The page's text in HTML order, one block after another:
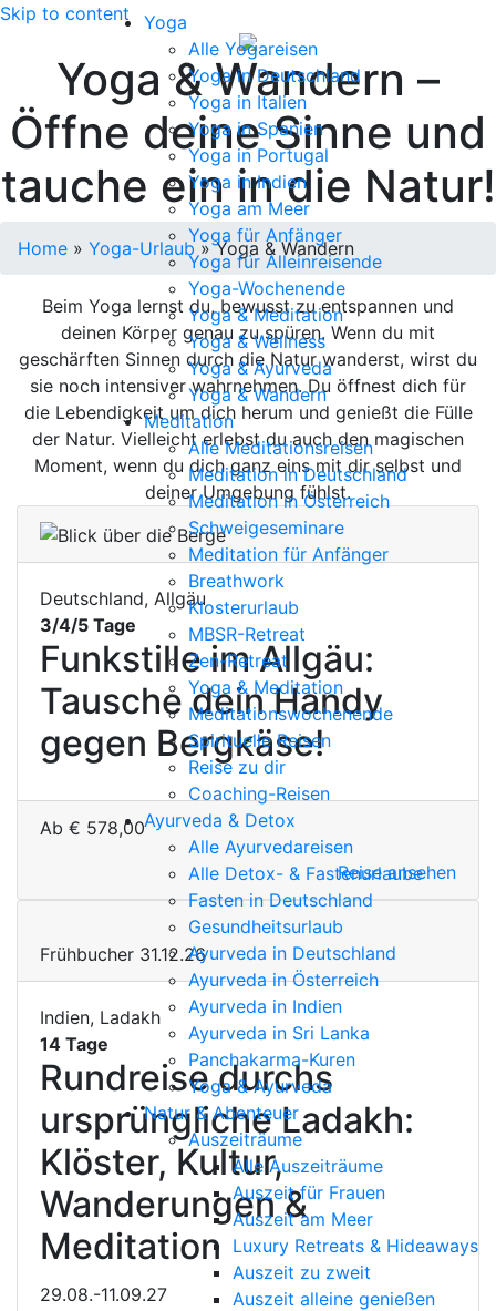
Skip to content
Yoga
Alle Yogareisen
Yoga in Deutschland
Yoga in Italien
Yoga in Spanien
Yoga in Portugal
Yoga in Indien
Yoga am Meer
Yoga für Anfänger
Yoga für Alleinreisende
Yoga-Wochenende
Yoga & Meditation
Yoga & Wellness
Yoga & Ayurveda
Yoga & Wandern
Meditation
Alle Meditationsreisen
Meditation in Deutschland
Meditation in Österreich
Schweigeseminare
Meditation für Anfänger
Breathwork
Klosterurlaub
MBSR-Retreat
Zen-Retreat
Yoga & Meditation
Meditationswochenende
Spirituelle Reisen
Reise zu dir
Coaching-Reisen
Ayurveda & Detox
Alle Ayurvedareisen
Alle Detox- & Fastenurlaube
Fasten in Deutschland
Gesundheitsurlaub
Ayurveda in Deutschland
Ayurveda in Österreich
Ayurveda in Indien
Ayurveda in Sri Lanka
Panchakarma-Kuren
Yoga & Ayurveda
Natur & Abenteuer
Auszeiträume
Alle Auszeiträume
Auszeit für Frauen
Auszeit am Meer
Luxury Retreats & Hideaways
Auszeit zu zweit
Auszeit alleine genießen
Yoga & Wandern –
Öffne deine Sinne und
tauche ein in die Natur!
Home » Yoga-Urlaub »Yoga & Wandern
Beim Yoga lernst du, bewusst zu entspannen und
deinen Körper genau zu spüren. Wenn du mit
geschärften Sinnen durch die Natur wanderst, wirst du
sie noch intensiver wahrnehmen. Du öffnest dich für
die Lebendigkeit um dich herum und genießt die Fülle
der Natur. Vielleicht erlebst du auch den magischen
Moment, wenn du dich ganz eins mit dir selbst und
deiner Umgebung fühlst.
Deutschland, Allgäu
3/4/5 Tage
Funkstille im Allgäu:
Tausche dein Handy
gegen Bergkäse!
Ab € 578,00
Reise ansehen
Frühbucher 31.12.26
Indien, Ladakh
14 Tage
Rundreise durchs
ursprüngliche Ladakh:
Klöster, Kultur,
Wanderungen &
Meditation
29.08.-11.09.27